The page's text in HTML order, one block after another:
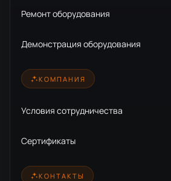
Ремонт оборудования
Демонстрация оборудования
КОМПАНИЯ
Условия сотрудничества
Сертификаты
КОНТАКТЫ